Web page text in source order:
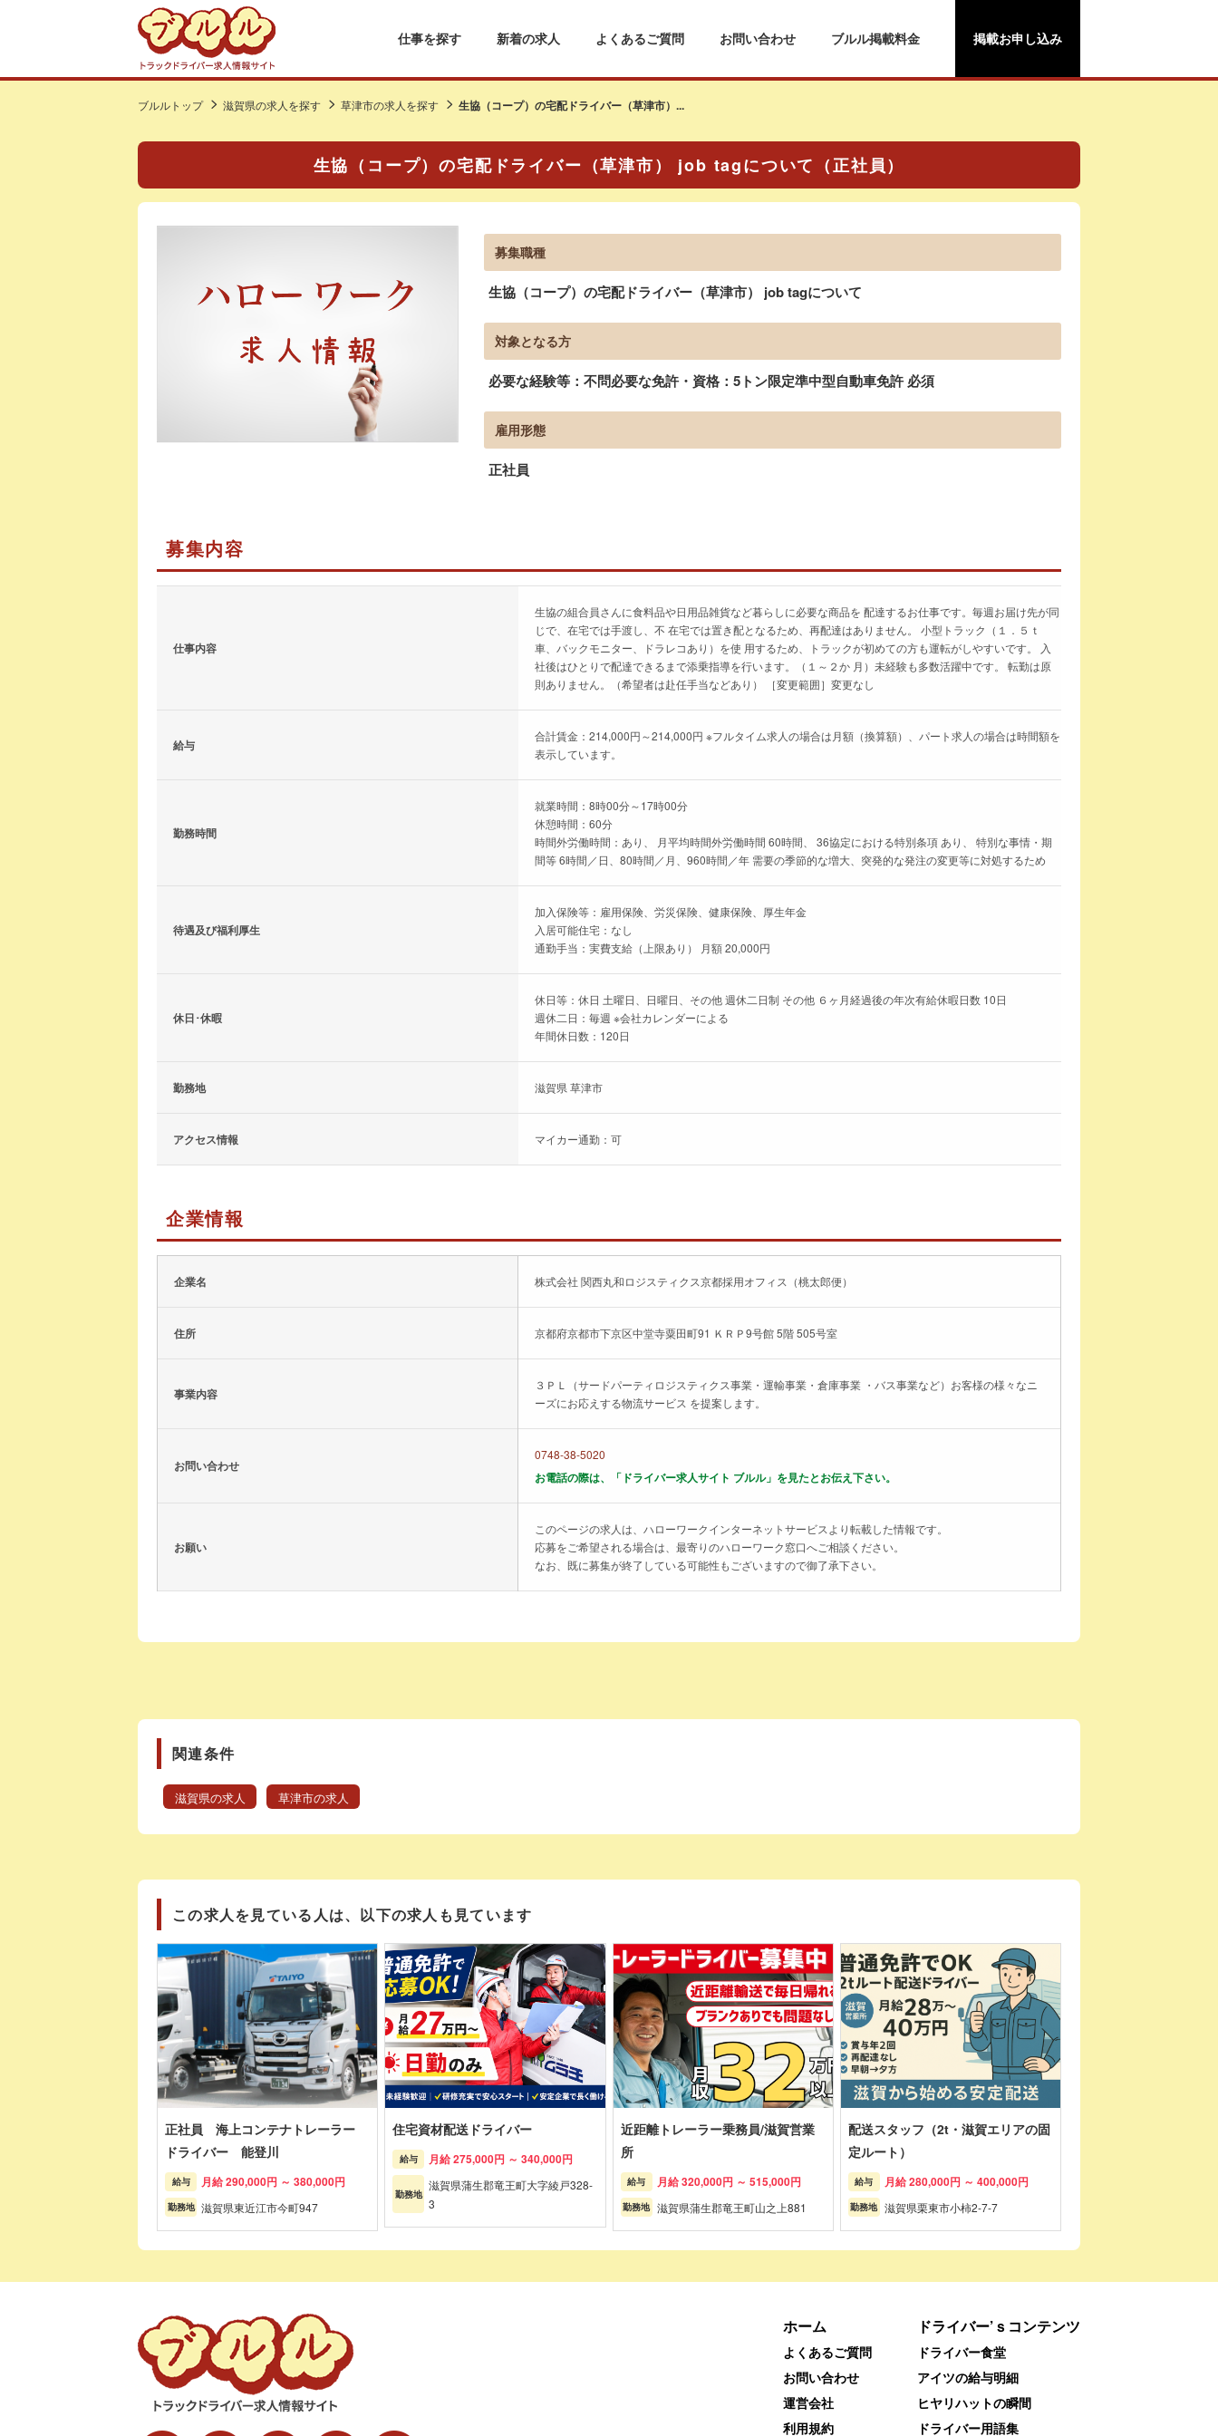
仕事を探す 新着の求人 よくあるご質問 お問い合わせ ブルル掲載料金 掲載お申し込み
ブルルトップ 滋賀県の求人を探す 草津市の求人を探す 生協（コープ）の宅配ドライバー（草津市）...
生協（コープ）の宅配ドライバー（草津市） job tagについて（正社員）
募集職種
生協（コープ）の宅配ドライバー（草津市） job tagについて
対象となる方
必要な経験等：不問必要な免許・資格：5トン限定準中型自動車免許 必須
雇用形態
正社員
募集内容
仕事内容
生協の組合員さんに食料品や日用品雑貨など暮らしに必要な商品を 配達するお仕事です。毎週お届け先が同
じで、在宅では手渡し、不 在宅では置き配となるため、再配達はありません。 小型トラック（１．５ｔ
車、バックモニター、ドラレコあり）を使 用するため、トラックが初めての方も運転がしやすいです。 入
社後はひとりで配達できるまで添乗指導を行います。（１～２か 月）未経験も多数活躍中です。 転勤は原
則ありません。（希望者は赴任手当などあり） ［変更範囲］変更なし
給与
合計賃金：214,000円～214,000円 ※フルタイム求人の場合は月額（換算額）、パート求人の場合は時間額を
表示しています。
勤務時間
就業時間：8時00分～17時00分
休憩時間：60分
時間外労働時間：あり、 月平均時間外労働時間 60時間、 36協定における特別条項 あり、 特別な事情・期
間等 6時間／日、80時間／月、960時間／年 需要の季節的な増大、突発的な発注の変更等に対処するため
待遇及び福利厚生
加入保険等：雇用保険、労災保険、健康保険、厚生年金
入居可能住宅：なし
通勤手当：実費支給（上限あり） 月額 20,000円
休日･休暇
休日等：休日 土曜日、日曜日、その他 週休二日制 その他 ６ヶ月経過後の年次有給休暇日数 10日
週休二日：毎週 ※会社カレンダーによる
年間休日数：120日
勤務地 滋賀県 草津市
アクセス情報 マイカー通勤：可
企業情報
企業名 株式会社 関西丸和ロジスティクス京都採用オフィス（桃太郎便）
住所 京都府京都市下京区中堂寺粟田町91 ＫＲＰ9号館 5階 505号室
事業内容
３ＰＬ（サードパーティロジスティクス事業・運輸事業・倉庫事業 ・バス事業など）お客様の様々なニ
ーズにお応えする物流サービス を提案します。
お問い合わせ
0748-38-5020
お電話の際は、「ドライバー求人サイト ブルル」を見たとお伝え下さい。
お願い
このページの求人は、ハローワークインターネットサービスより転載した情報です。
応募をご希望される場合は、最寄りのハローワーク窓口へご相談ください。
なお、既に募集が終了している可能性もございますので御了承下さい。
関連条件
滋賀県の求人 草津市の求人
この求人を見ている人は、以下の求人も見ています
正社員 海上コンテナトレーラー
ドライバー 能登川
給与 月給 290,000円 ～ 380,000円
勤務地 滋賀県東近江市今町947
住宅資材配送ドライバー
給与 月給 275,000円 ～ 340,000円
勤務地
滋賀県蒲生郡竜王町大字綾戸328-
3
近距離トレーラー乗務員/滋賀営業
所
給与 月給 320,000円 ～ 515,000円
勤務地 滋賀県蒲生郡竜王町山之上881
配送スタッフ（2t・滋賀エリアの固
定ルート）
給与 月給 280,000円 ～ 400,000円
勤務地 滋賀県栗東市小柿2-7-7
ホーム
よくあるご質問
お問い合わせ
運営会社
利用規約
ドライバー’ｓコンテンツ
ドライバー食堂
アイツの給与明細
ヒヤリハットの瞬間
ドライバー用語集